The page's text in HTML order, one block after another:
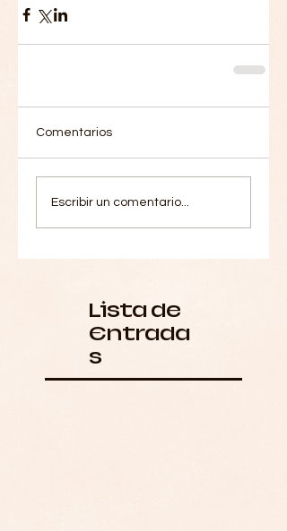
Comentarios
Escribir un comentario...
Lista de
Entrada
s